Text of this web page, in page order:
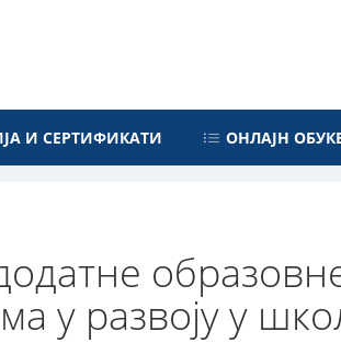
И СЕРТИФИКАТИ ОНЛАЈН
у развоју у